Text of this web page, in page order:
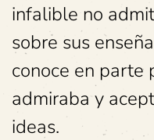
infalible no
sobre sus
conoce en parte
admiraba y
ideas.